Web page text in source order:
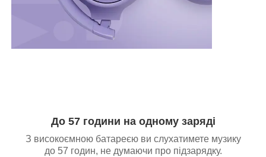
До 57 години на одному заряді
З високоємною батареєю ви слухатимете музику
до 57 годин, не думаючи про підзарядку.